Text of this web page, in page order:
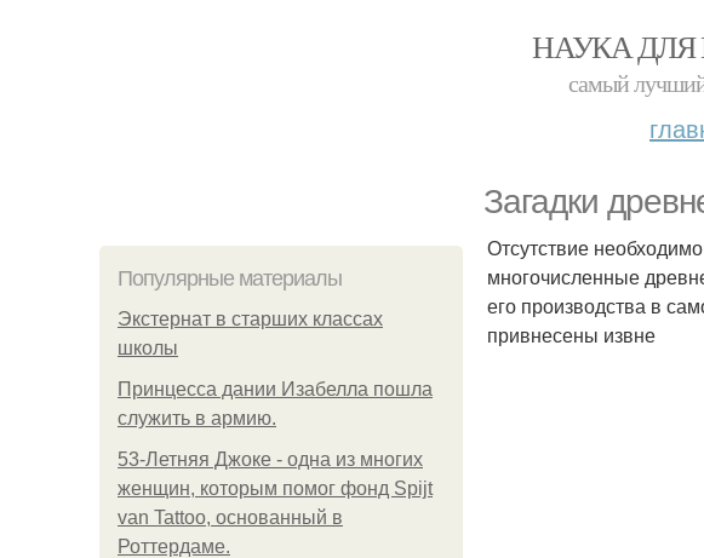
НАУКА
самый
Загадки
Популярные материалы
Экстернат в старших классах
школы
Принцесса дании Изабелла пошла
служить в армию.
53-Летняя Джоке - одна из многих
женщин, которым помог фонд Spijt
van Tattoo, основанный в
Роттердаме.
Отсутствие
многочисленные
его производства в
привнесены извне